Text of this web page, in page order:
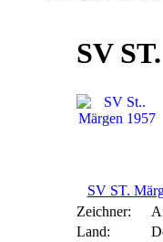
SV
SV ST.
Zeichner:
Land: